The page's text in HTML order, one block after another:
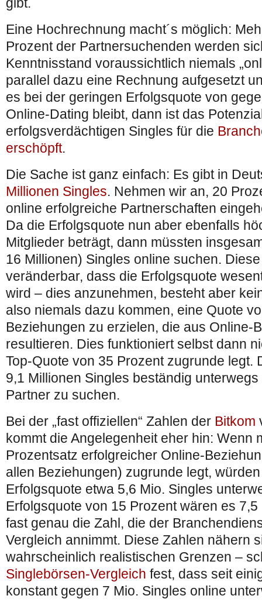
Eine Hochrechnung macht´s möglich:
Prozent der Partnersuchenden werden
Kenntnisstand voraussichtlich niemals
parallel dazu eine Rechnung aufgesetzt
es bei der geringen Erfolgsquote von
Online-Dating bleibt, dann ist das
erfolgsverdächtigen Singles für die
erschöpft.
Die Sache ist ganz einfach: Es gibt in
Millionen Singles. Nehmen wir an, 20
online erfolgreiche Partnerschaften
Da die Erfolgsquote nun aber ebenfalls
Mitglieder beträgt, dann müssten
16 Millionen) Singles online suchen.
veränderbar, dass die Erfolgsquote
wird – dies anzunehmen, besteht aber
also niemals dazu kommen, eine Quote
Beziehungen zu erzielen, die aus Online-
resultieren. Dies funktioniert selbst dann
Top-Quote von 35 Prozent zugrunde legt.
9,1 Millionen Singles beständig
Partner zu suchen.
Bei der „fast offiziellen“ Zahlen der Bitkom
kommt die Angelegenheit eher hin: Wenn
Prozentsatz erfolgreicher Online-
allen Beziehungen) zugrunde legt,
Erfolgsquote etwa 5,6 Mio. Singles
Erfolgsquote von 15 Prozent wären es
fast genau die Zahl, die der
Vergleich annimmt. Diese Zahlen nähern
wahrscheinlich realistischen Grenzen –
Singlebörsen-Vergleich fest, dass seit
konstant gegen 7 Mio. Singles online